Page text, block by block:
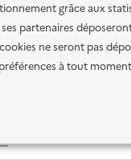
grâce aux
partenaires
ne seront pas
à tout